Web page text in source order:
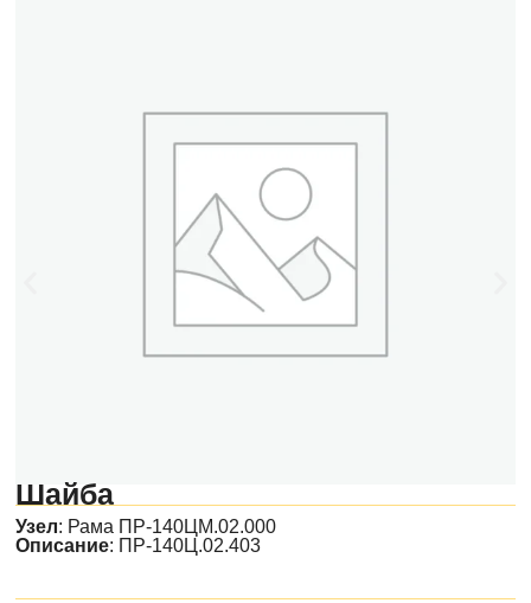
Шайба
Узел: Рама ПР-140ЦМ.02.000
Описание: ПР-140Ц.02.403